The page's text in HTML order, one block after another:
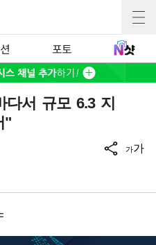
포토
서 규모 6.3 지
"
가가